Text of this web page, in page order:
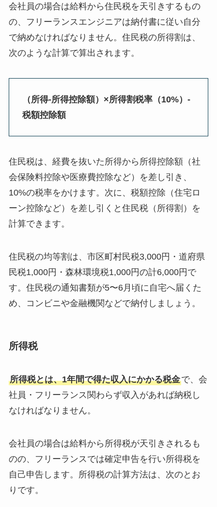
会社員の場合は給料から住民税を天引きするもの
の、フリーランスエンジニアは納付書に従い自分
で納めなければなりません。住民税の所得割は、
次のような計算で算出されます。
（所得-所得控除額）×所得割税率（10%）-
税額控除額
住民税は、経費を抜いた所得から所得控除額（社
会保険料控除や医療費控除など）を差し引き、
10%の税率をかけます。次に、税額控除（住宅ロ
ーン控除など）を差し引くと住民税（所得割）を
計算できます。
住民税の均等割は、市区町村民税3,000円・道府県
民税1,000円・森林環境税1,000円の計6,000円で
す。住民税の通知書類が5〜6月頃に自宅へ届くた
め、コンビニや金融機関などで納付しましょう。
所得税
所得税とは、1年間で得た収入にかかる税金で、会
社員・フリーランス関わらず収入があれば納税し
なければなりません。
会社員の場合は給料から所得税が天引きされるも
のの、フリーランスでは確定申告を行い所得税を
自己申告します。所得税の計算方法は、次のとお
りです。